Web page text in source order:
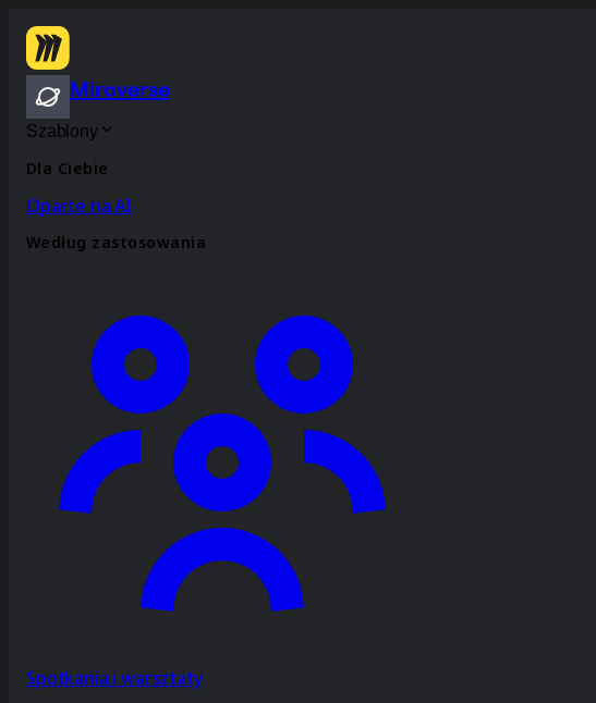
Miroverse
Szablony
Dla Ciebie
Oparte na AI
Według zastosowania
Spotkania i warsztaty